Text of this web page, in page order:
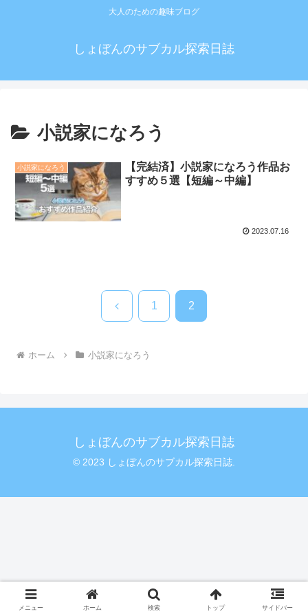
大人のための趣味ブログ
しょぼんのサブカル探索日誌
小説家になろう
小説家になろう
【完結済】小説家になろう作品お
すすめ５選【短編～中編】
2023.07.16
前 1 2
ホーム 小説家になろう
しょぼんのサブカル探索日誌
© 2023 しょぼんのサブカル探索日誌.
メニュー ホーム 検索 トップ サイドバー